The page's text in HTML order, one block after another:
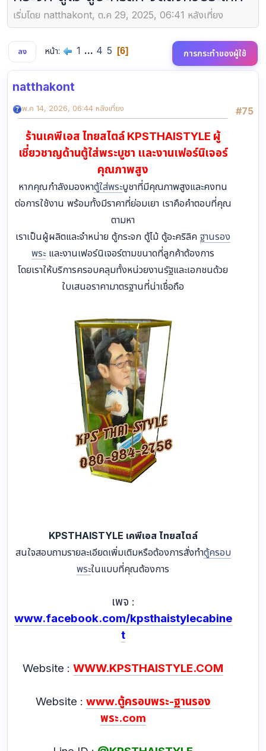
เริ่มโดย natthakont, ต.ค 29, 2025, 06:41 หลังเที่ยง
ลง หน้า 1 ... 4 5 6 การกระทำของผู้ใช้
natthakont
#75
พ.ค 14, 2026, 06:44 หลังเที่ยง
ร้านเคพีเอส ไทยสไตล์ KPSTHAISTYLE ผู้
เชี่ยวชาญด้านตู้ใส่พระบูชา และงานเฟอร์นิเจอร์
คุณภาพสูง
หากคุณกำลังมองหาตู้ใส่พระบูชาที่มีคุณภาพสูงและคงทน
ต่อการใช้งาน พร้อมทั้งมีราคาที่ย่อมเยา เราคือคำตอบที่คุณ
ตามหา
เราเป็นผู้ผลิตและจำหน่าย ตู้กระจก ตู้ไม้ ตู้อะคริลิค ฐานรอง
พระและงานเฟอร์นิเจอร์ตามขนาดที่ลูกค้าต้องการ
โดยเราให้บริการครอบคลุมทั้งหน่วยงานรัฐและเอกชนด้วย
ใบเสนอราคามาตรฐานที่น่าเชื่อถือ
KPSTHAISTYLE เคพีเอส ไทยสไตล์
สนใจสอบถามรายละเอียดเพิ่มเติมหรือต้องการสั่งทำตู้ครอบ
พระในแบบที่คุณต้องการ
เพจ :
www.facebook.com/kpsthaistylecabine
t
Website : WWW.KPSTHAISTYLE.COM
Website : www.ตู้ครอบพระ-ฐานรอง
พระ.com